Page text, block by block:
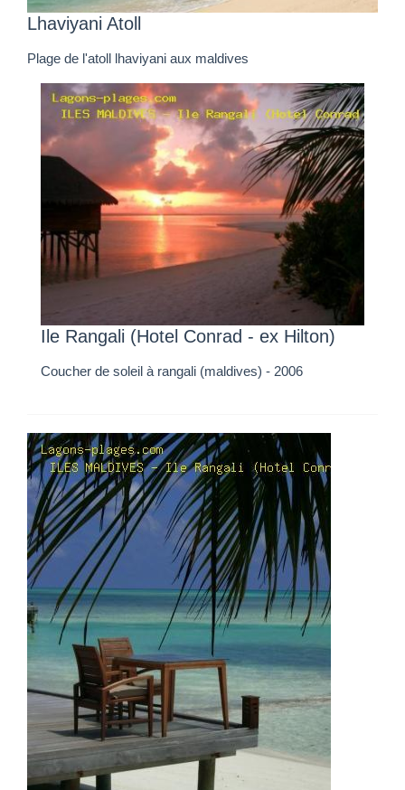
Lhaviyani Atoll
Plage de l'atoll lhaviyani aux maldives
Ile Rangali (Hotel Conrad - ex Hilton)
Coucher de soleil à rangali (maldives) - 2006